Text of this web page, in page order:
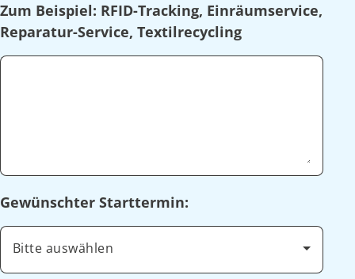
Zum Beispiel: RFID-Tracking, Einräumservice,
Reparatur-Service, Textilrecycling
Gewünschter Starttermin:
Bitte auswählen